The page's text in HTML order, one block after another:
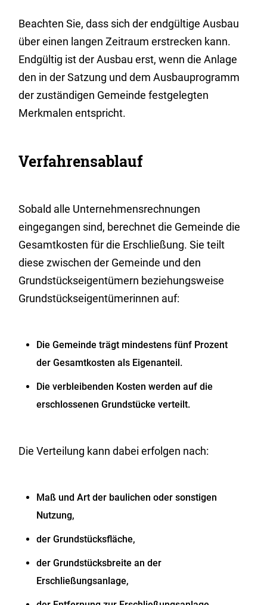
Beachten Sie, dass sich der endgültige Ausbau
über einen langen Zeitraum erstrecken kann.
Endgültig ist der Ausbau erst, wenn die Anlage
den in der Satzung und dem Ausbauprogramm
der zuständigen Gemeinde festgelegten
Merkmalen entspricht.
Verfahrensablauf
Sobald alle Unternehmensrechnungen
eingegangen sind, berechnet die Gemeinde die
Gesamtkosten für die Erschließung. Sie teilt
diese zwischen der Gemeinde und den
Grundstückseigentümern beziehungsweise
Grundstückseigentümerinnen auf:
Die Gemeinde trägt mindestens fünf Prozent
der Gesamtkosten als Eigenanteil.
Die verbleibenden Kosten werden auf die
erschlossenen Grundstücke verteilt.
Die Verteilung kann dabei erfolgen nach:
Maß und Art der baulichen oder sonstigen
Nutzung,
der Grundstücksfläche,
der Grundstücksbreite an der
Erschließungsanlage,